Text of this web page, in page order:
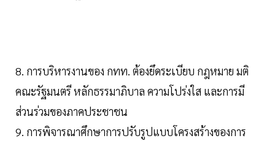
8. การบริหารงานของ กทท. ต้องยึดระเบียบ กฎหมาย มติ
คณะรัฐมนตรี หลักธรรมาภิบาล ความโปร่งใส และการมี
ส่วนร่วมของภาคประชาชน
9. การพิจารณาศึกษาการปรับรูปแบบโครงสร้างของการ